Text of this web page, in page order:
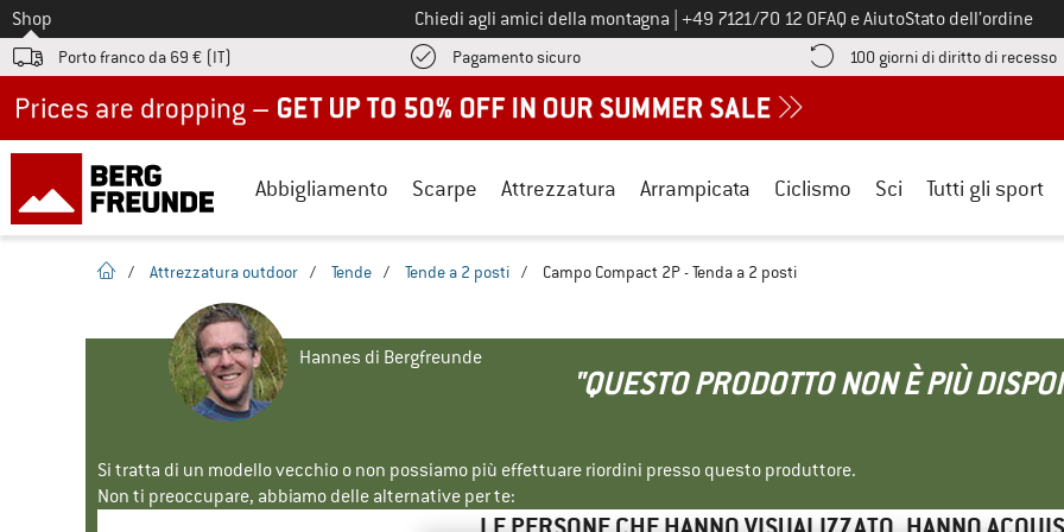
Allo
Shop Chiedi agli amici della montagna Chiamaci al numero
+49 7121/70 12 0FAQ e AiutoStato dell’ordine
Porto franco da 69 € (IT) Pagamento sicuroQui trovi le informazioni di pagamento! Si apre in una casella
100 giorni di diritto di recesso
Abbigliamento Scarpe Attrezzatura Arrampicata Ciclismo Sci Tutti gli sport
pagina iniziale
/ Attrezzatura outdoor / Tende / Tende a 2 posti / Campo Compact 2P - Tenda a 2 posti
Hannes di Bergfreunde
"QUESTO PRODOTTO NON È PIÙ
Si tratta di un modello vecchio o non possiamo più effettuare riordini presso questo produttore.
Non ti preoccupare, abbiamo delle alternative per te: